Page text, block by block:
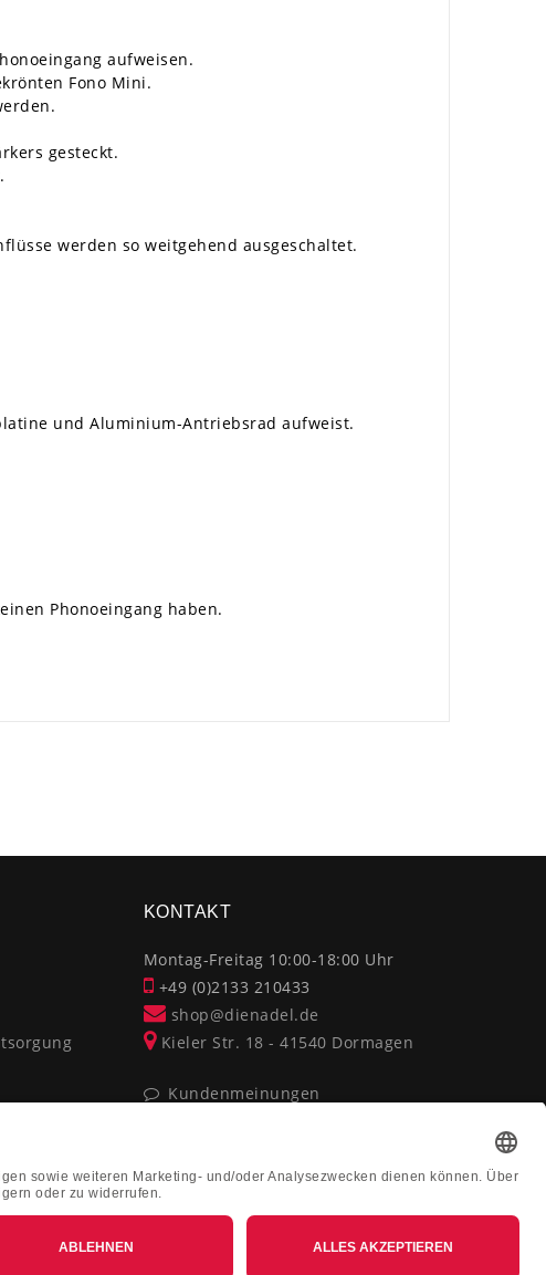
aufweisen.
Fono Mini.
gesteckt.
werden so weitgehend ausgeschaltet.
und Aluminium-Antriebsrad aufweist.
Phonoeingang haben.
KONTAKT
Montag-Freitag 10:00-18:00 Uhr
+49 (0)2133 210433
shop@dienadel.de
Kieler Str. 18 - 41540 Dormagen
Kundenmeinungen